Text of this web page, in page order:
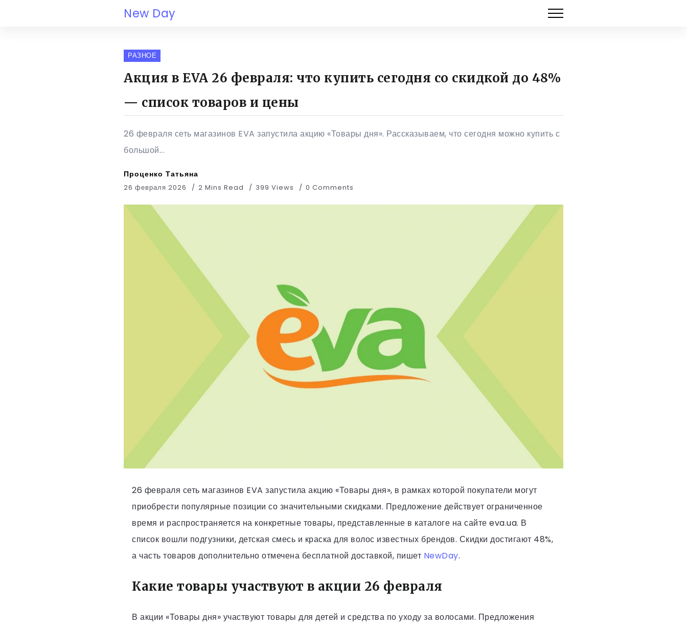
New Day
РАЗНОЕ
Акция в EVA 26 февраля: что купить сегодня со скидкой до 48%
— список товаров и цены
26 февраля сеть магазинов EVA запустила акцию «Товары дня». Рассказываем, что сегодня можно купить с
большой...
Проценко Татьяна
26 февраля 2026 2 Mins Read 399 Views 0 Comments
26 февраля сеть магазинов EVA запустила акцию «Товары дня», в рамках которой покупатели могут
приобрести популярные позиции со значительными скидками. Предложение действует ограниченное
время и распространяется на конкретные товары, представленные в каталоге на сайте eva.ua. В
список вошли подгузники, детская смесь и краска для волос известных брендов. Скидки достигают 48%,
а часть товаров дополнительно отмечена бесплатной доставкой, пишет NewDay.
Какие товары участвуют в акции 26 февраля
В акции «Товары дня» участвуют товары для детей и средства по уходу за волосами. Предложения